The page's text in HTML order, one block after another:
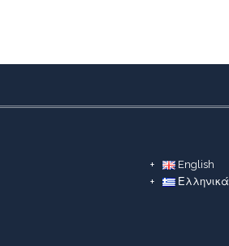
English
Ελληνικά